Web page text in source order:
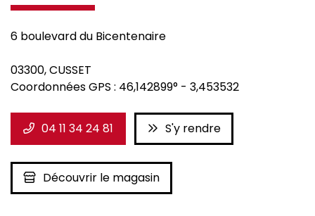
6 boulevard du Bicentenaire
03300,CUSSET
Coordonnées GPS : 46,142899° - 3,453532
04 11 34 24 81 S'y rendre
Découvrir le magasin